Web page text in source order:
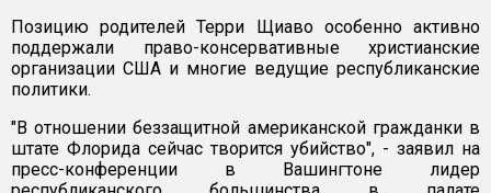
Позицию родителей Терри Щиаво особенно активно
поддержали право-консервативные христианские
организации США и многие ведущие республиканские
политики.
"В отношении беззащитной американской гражданки в
штате Флорида сейчас творится убийство", - заявил на
пресс-конференции в Вашингтоне лидер